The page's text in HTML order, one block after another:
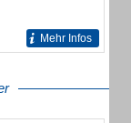
Mehr Infos